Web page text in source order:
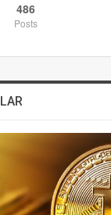
486
Posts